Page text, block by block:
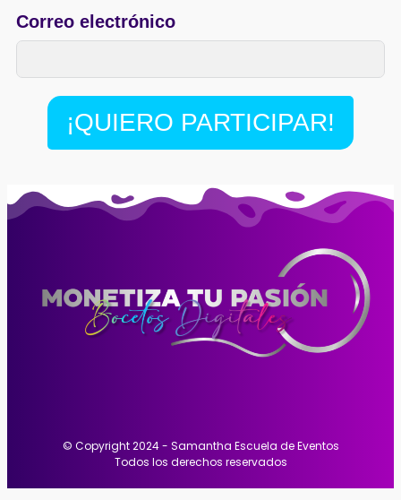
Correo electrónico
¡QUIERO PARTICIPAR!
© Copyright 2024 - Samantha Escuela de Eventos
Todos los derechos reservados